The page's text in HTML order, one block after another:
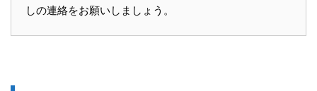
しの連絡をお願いしましょう。